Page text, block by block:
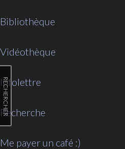
Bibliothèque
Vidéothèque
Infolettre
Recherche
Me payer un café :)
RECHERCHER